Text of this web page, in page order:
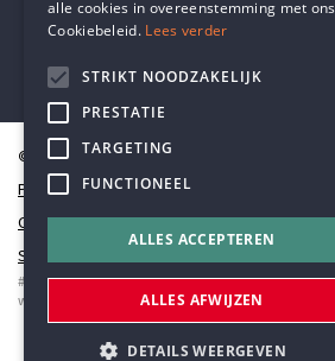
© Humanistisch Verbond 2026
Privacy
Cookiestatement
Sitemap
#codedwithlove byCodelines
webapplicaties
mobiele apps&maatwerk websites
alle cookies in overeenstemming met ons
Cookiebeleid. Lees verder
STRIKT NOODZAKELIJK
PRESTATIE
TARGETING
FUNCTIONEEL
ALLES ACCEPTEREN
ALLES AFWIJZEN
DETAILS WEERGEVEN